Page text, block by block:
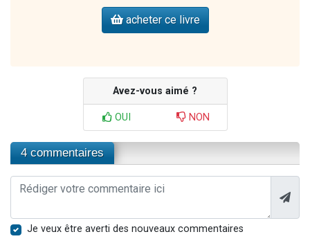
acheter ce livre
Avez-vous aimé ?
OUI NON
4 commentaires
Je veux être averti des nouveaux commentaires